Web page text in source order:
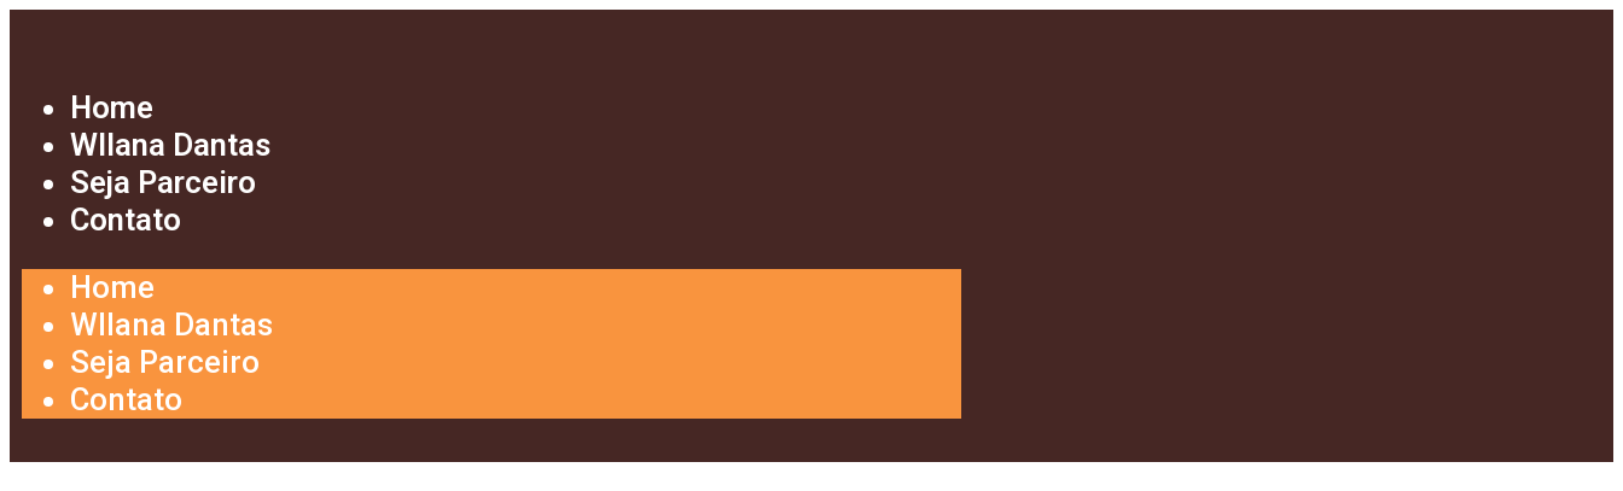
Home
Wllana Dantas
Seja Parceiro
Contato
Home
Wllana Dantas
Seja Parceiro
Contato